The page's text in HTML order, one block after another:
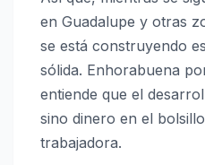
en Guadalupe y otras
se está construyendo
sólida. Enhorabuena
entiende que el
sino dinero en el
trabajadora.